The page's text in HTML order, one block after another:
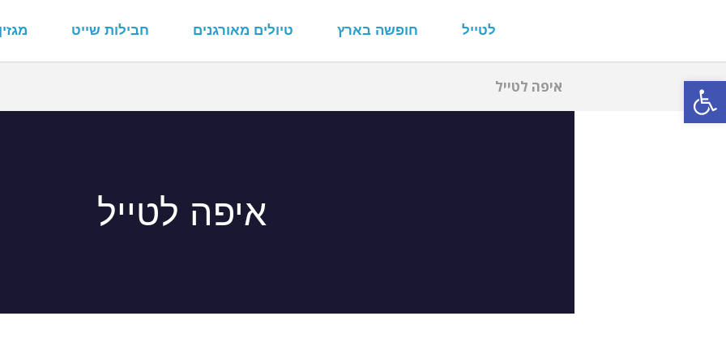
פתח סרגל נגישות
לטייל חופשה בארץ טיולים מאורגנים חבילות שייט
איפה לטייל
איפה לטייל